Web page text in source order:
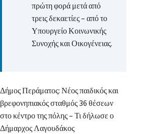
πρώτη φορά μετά από
τρεις δεκαετίες – από το
Υπουργείο Κοινωνικής
Συνοχής και Οικογένειας.
Δήμος Περάματος: Νέος παιδικός και
βρεφονηπιακός σταθμός 36 θέσεων
στο κέντρο της πόλης – Τι δήλωσε ο
Δήμαρχος Λαγουδάκος